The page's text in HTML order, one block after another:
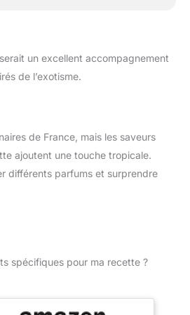
un excellent accompagnement
de l’exotisme.
de France, mais les saveurs
ajoutent une touche tropicale.
différents parfums et surprendre
spécifiques pour ma recette ?